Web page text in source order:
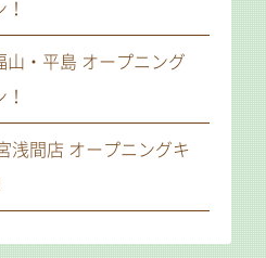
山・平島 オープニング
浅間店 オープニングキ